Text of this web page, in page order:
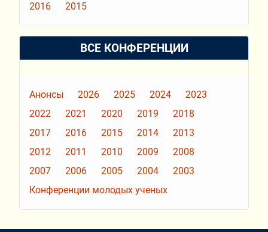
2016
2015
ВСЕ КОНФЕРЕНЦИИ
Анонсы 2026 2025 2024
2023
2022
2021 2020 2019
2018
2017
2016 2015 2014
2013
2012
2011 2010 2009
2008
2007
2006 2005 2004
2003
Конференции молодых ученых